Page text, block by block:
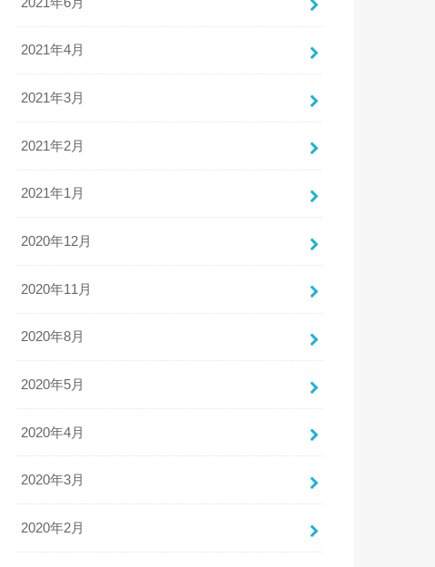
2021年4月
2021年3月
2021年2月
2021年1月
2020年12月
2020年11月
2020年8月
2020年5月
2020年4月
2020年3月
2020年2月